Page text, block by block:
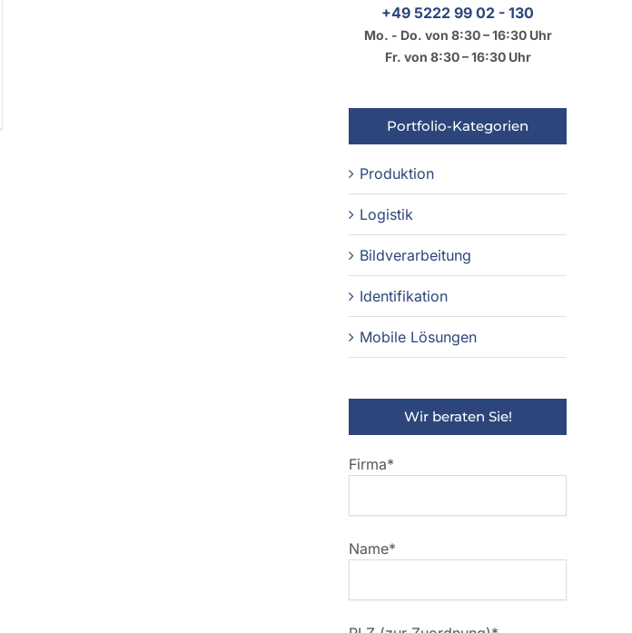
+49 5222 99 02 - 130
Mo. - Do. von 8:30 – 16:30 Uhr
Fr. von 8:30 – 16:30 Uhr
Portfolio-Kategorien
Produktion
Logistik
Bildverarbeitung
Identifikation
Mobile Lösungen
Wir beraten Sie!
Firma*
Name*